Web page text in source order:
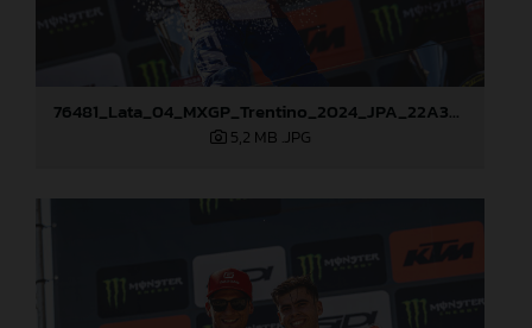
76481_Lata_04_MXGP_Trentino_2024_JPA_22A3096
5,2 MB .JPG